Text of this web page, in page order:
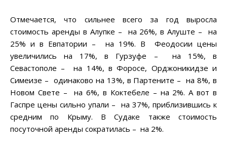
Отмечается, что сильнее всего за год выросла
стоимость аренды в Алупке – на 26%, в Алуште – на
25% и в Евпатории – на 19%. В Феодосии цены
увеличились на 17%, в Гурзуфе – на 15%, в
Севастополе – на 14%, в Форосе, Орджоникидзе и
Симеизе – одинаково на 13%, в Партените – на 8%, в
Новом Свете – на 6%, в Коктебеле – на 2%. А вот в
Гаспре цены сильно упали – на 37%, приблизившись к
средним по Крыму. В Судаке также стоимость
посуточной аренды сократилась – на 2%.